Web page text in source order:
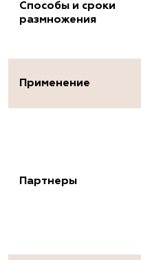
Способы и сроки
размножения
Применение
Партнеры